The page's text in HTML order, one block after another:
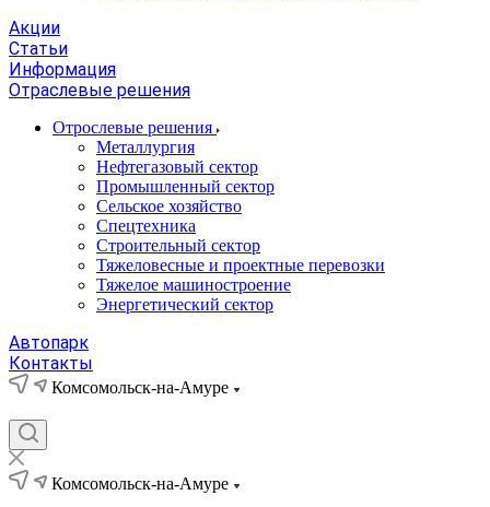
Акции
Статьи
Информация
Отраслевые решения
Отрослевые решения
Металлургия
Нефтегазовый сектор
Промышленный сектор
Сельское хозяйство
Спецтехника
Строительный сектор
Тяжеловесные и проектные перевозки
Тяжелое машиностроение
Энергетический сектор
Автопарк
Контакты
Комсомольск-на-Амуре
Комсомольск-на-Амуре